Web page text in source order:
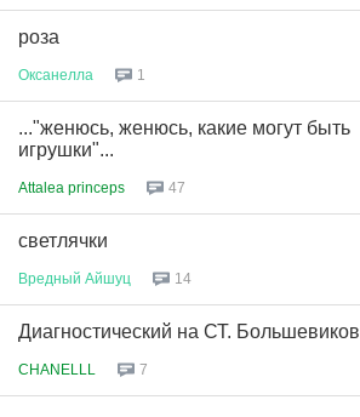
роза
Оксанелла 1
..."женюсь, женюсь, какие могут быть
игрушки"...
Attalea princeps 47
светлячки
Вредный Айшуц 14
Диагностический на СТ. Большевиков
CHANELLL 7